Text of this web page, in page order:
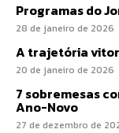
Programas do
28 de janeiro de 2026
A trajetória
20 de janeiro de 2026
7 sobremesas
Ano-Novo
27 de dezembro de